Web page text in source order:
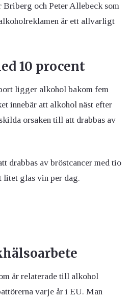
Briberg och Peter Allebeck som
är ett allvarligt
10 procent
ligger alkohol bakom fem
innebär att alkohol näst efter
orsaken till att drabbas av
drabbas av bröstcancer med tio
litet glas vin per dag.
är relaterade till alkohol
varje år i EU. Man